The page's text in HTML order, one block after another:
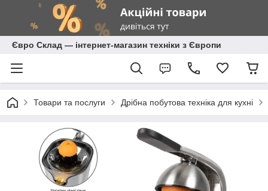
Євро Склад — інтернет-магазин техніки з Європи
Товари та послуги Дрібна побутова техніка для кухні